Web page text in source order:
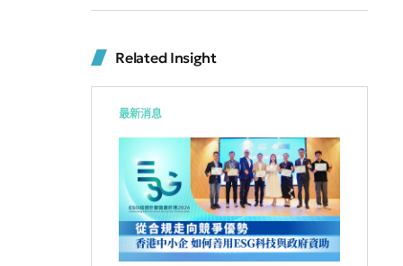
Related Insight
最新消息